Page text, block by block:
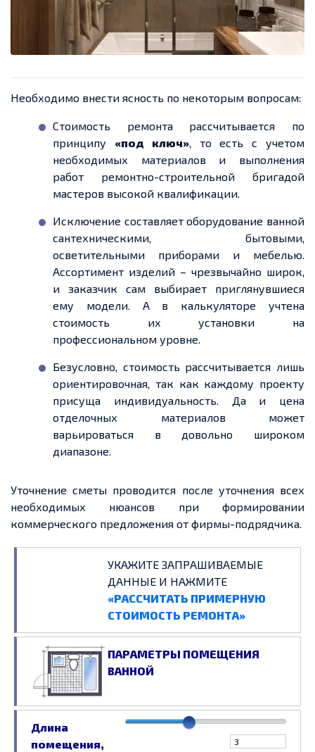
Необходимо внести ясность по некоторым вопросам:
Стоимость ремонта рассчитывается по
принципу «под ключ», то есть с учетом
необходимых материалов и выполнения
работ ремонтно-строительной бригадой
мастеров высокой квалификации.
Исключение составляет оборудование ванной
сантехническими, бытовыми,
осветительными приборами и мебелью.
Ассортимент изделий – чрезвычайно широк,
и заказчик сам выбирает приглянувшиеся
ему модели. А в калькуляторе учтена
стоимость их установки на
профессиональном уровне.
Безусловно, стоимость рассчитывается лишь
ориентировочная, так как каждому проекту
присуща индивидуальность. Да и цена
отделочных материалов может
варьироваться в довольно широком
диапазоне.
Уточнение сметы проводится после уточнения всех
необходимых нюансов при формировании
коммерческого предложения от фирмы-подрядчика.
УКАЖИТЕ ЗАПРАШИВАЕМЫЕ
ДАННЫЕ И НАЖМИТЕ
«РАССЧИТАТЬ ПРИМЕРНУЮ
СТОИМОСТЬ РЕМОНТА»
ПАРАМЕТРЫ ПОМЕЩЕНИЯ
ВАННОЙ
Длина
помещения,